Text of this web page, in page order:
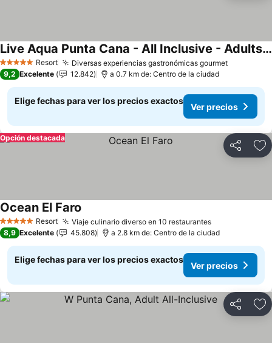
5 Estrellas Resort Diversas experiencias gastronómicas gourmet
Live Aqua Punta Cana - All Inclusive - Adults Only
9,2 Excelente 12.842 a 0.7 km de: Centro de la ciudad
Elige fechas para ver los precios exactos
Ver precios
Compartir
Opción destacada
5 Estrellas Resort Viaje culinario diverso en 10 restaurantes
Ocean El Faro
8,9 Excelente 45.808 a 2.8 km de: Centro de la ciudad
Elige fechas para ver los precios exactos
Ver precios
Compartir